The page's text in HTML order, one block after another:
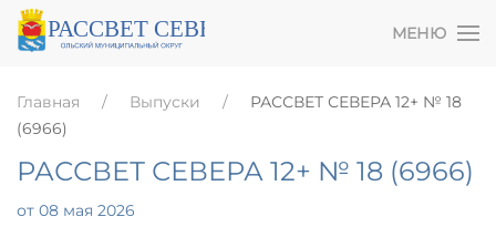
МЕНЮ
Главная Выпуски
РАССВЕТ СЕВЕРА 12+ № 18
(6966)
РАССВЕТ СЕВЕРА 12+ № 18 (6966)
от 08 мая 2026